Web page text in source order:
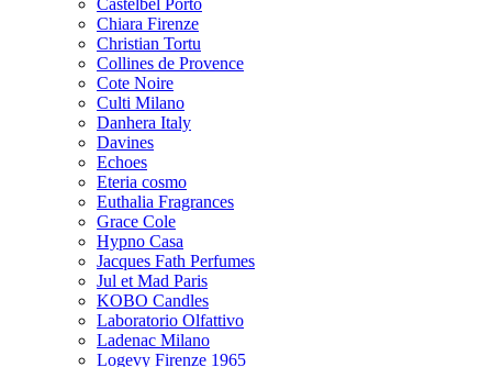
Castelbel Porto
Chiara Firenze
Christian Tortu
Collines de Provence
Cote Noire
Culti Milano
Danhera Italy
Davines
Echoes
Eteria cosmo
Euthalia Fragrances
Grace Cole
Hypno Casa
Jacques Fath Perfumes
Jul et Mad Paris
KOBO Candles
Laboratorio Olfattivo
Ladenac Milano
Logevy Firenze 1965